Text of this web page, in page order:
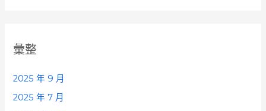
彙整
2025 年 9 月
2025 年 7 月